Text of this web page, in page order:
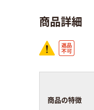
スコア
商品詳細
商品の特徴